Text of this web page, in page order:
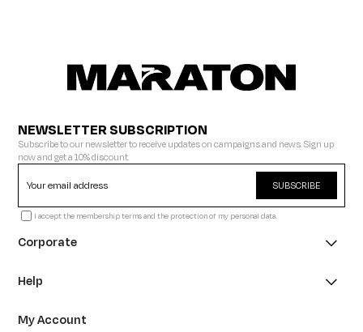
NEWSLETTER SUBSCRIPTION
Subscribe to our newsletter to receive updates on campaigns and news. Sign up
now and get a 10% discount.
SUBSCRIBE
I accept the membership terms and the protection of my personal data.
Corporate
Help
My Account